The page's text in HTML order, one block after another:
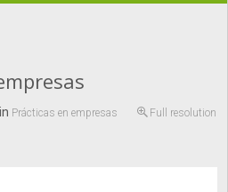
in Prácticas en empresas
Full resolution